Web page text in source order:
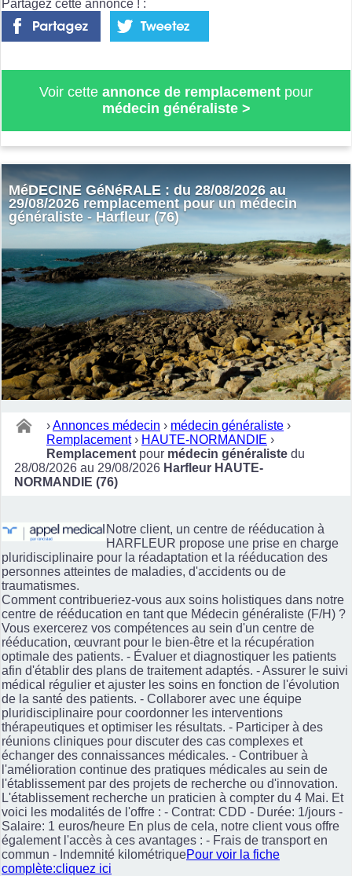
Partagez cette annonce ! :
Voir cette annonce de remplacement pour
médecin généraliste>
MéDECINE GéNéRALE : du 28/08/2026 au
29/08/2026 remplacement pour un médecin
généraliste - Harfleur (76)
›Annonces médecin › médecin généraliste ›
Remplacement › HAUTE-NORMANDIE ›
Remplacement pour médecin généraliste du
28/08/2026 au 29/08/2026 Harfleur HAUTE-
NORMANDIE (76)
Notre client, un centre de rééducation à
HARFLEUR propose une prise en charge
pluridisciplinaire pour la réadaptation et la rééducation des
personnes atteintes de maladies, d'accidents ou de
traumatismes.
Comment contribueriez-vous aux soins holistiques dans notre
centre de rééducation en tant que Médecin généraliste (F/H) ?
Vous exercerez vos compétences au sein d'un centre de
rééducation, œuvrant pour le bien-être et la récupération
optimale des patients. - Évaluer et diagnostiquer les patients
afin d'établir des plans de traitement adaptés. - Assurer le suivi
médical régulier et ajuster les soins en fonction de l'évolution
de la santé des patients. - Collaborer avec une équipe
pluridisciplinaire pour coordonner les interventions
thérapeutiques et optimiser les résultats. - Participer à des
réunions cliniques pour discuter des cas complexes et
échanger des connaissances médicales. - Contribuer à
l'amélioration continue des pratiques médicales au sein de
l'établissement par des projets de recherche ou d'innovation.
L'établissement recherche un praticien à compter du 4 Mai. Et
voici les modalités de l'offre : - Contrat: CDD - Durée: 1/jours -
Salaire: 1 euros/heure En plus de cela, notre client vous offre
également l'accès à ces avantages : - Frais de transport en
commun - Indemnité kilométriquePour voir la fiche
complète:cliquez ici